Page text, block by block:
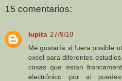
15 comentarios:
lupita 27/9/10
Me gustaría si fuera posible
excel para diferentes
cosas que estan
electrónico por si